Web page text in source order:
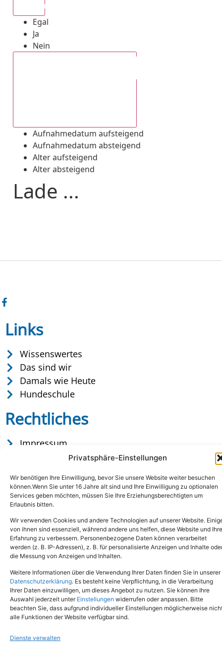
Privatsphäre-Einstellungen
Wir benötigen Ihre Einwilligung, bevor Sie unsere Website weiter besuchen
können.Wenn Sie unter 16 Jahre alt sind und Ihre Einwilligung zu optionalen
Services geben möchten, müssen Sie Ihre Erziehungsberechtigten um
Erlaubnis bitten.
Wir verwenden Cookies und andere Technologien auf unserer Website.
von ihnen sind essenziell, während andere uns helfen, diese Website und Ihre
Erfahrung zu verbessern. Personenbezogene Daten können verarbeitet
werden (z. B. IP-Adressen), z. B. für personalisierte Anzeigen und Inhalte
die Messung von Anzeigen und Inhalten.
Weitere Informationen über die Verwendung Ihrer Daten finden Sie in unserer
Datenschutzerklärung. Es besteht keine Verpflichtung, in die Verarbeitung
Ihrer Daten einzuwilligen, um dieses Angebot zu nutzen. Sie können Ihre
Auswahl jederzeit unter Einstellungen widerrufen oder anpassen. Bitte
beachten Sie, dass aufgrund individueller Einstellungen möglicherweise
alle Funktionen der Website verfügbar sind.
Dienste verwalten
Egal
Ja
Nein
Aufnahmedatum aufsteigend
Aufnahmedatum absteigend
Alter aufsteigend
Alter absteigend
Lade ...
Links
Wissenswertes
Das sind wir
Damals wie Heute
Hundeschule
Rechtliches
Impressum
Datenschutz
Copyright © 2024. Alle Rechte vorbehalten.
Tel.: (02651) - 77438info@tierheim-mayen.de
In der Pluns 1, 56727 Mayen